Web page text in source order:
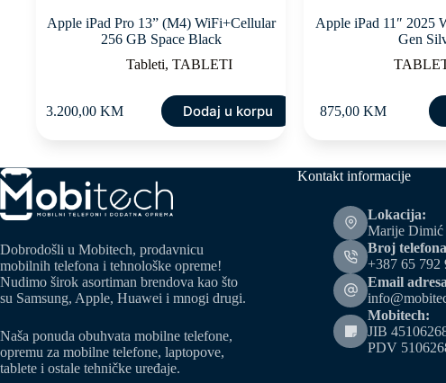
Apple iPad Pro 13” (M4) WiFi+Cellular
256 GB Space Black
Tableti, TABLETI
3.200,00KM Dodaj u korpu
Apple iPad 11″ 2025
Gen
875,00 KM
Dobrodošli u Mobitech, prodavnicu
mobilnih telefona i tehnološke opreme!
Nudimo širok asortiman brendova kao što
su Samsung, Apple, Huawei i mnogi drugi.
Naša ponuda obuhvata mobilne telefone,
opremu za mobilne telefone, laptopove,
tablete i ostale tehničke uređaje.
Kontakt informacije
Lokacija:
Marije Dimić
Broj
+387 65 792
Email
Mobitech:
JIB
PDV